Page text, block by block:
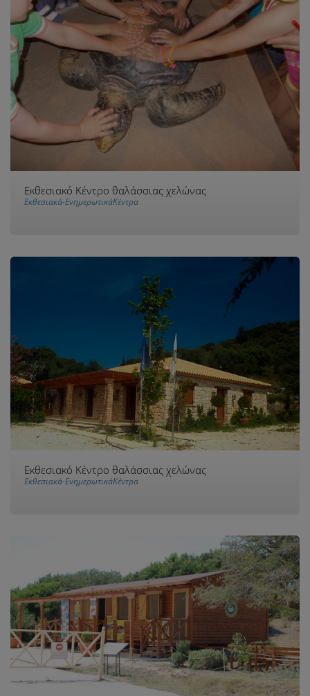
Εκθεσιακό Κέντρο θαλάσσιας χελώνας
Εκθεσιακά-ΕνημερωτικάΚέντρα
Εκθεσιακό Κέντρο θαλάσσιας χελώνας
Εκθεσιακά-ΕνημερωτικάΚέντρα